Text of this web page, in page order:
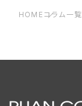
HOME コラム一覧